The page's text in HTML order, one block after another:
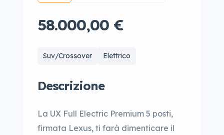
58.000,00 €
Suv/Crossover Elettrico
Descrizione
La UX Full Electric Premium 5 posti,
firmata Lexus, ti farà dimenticare il